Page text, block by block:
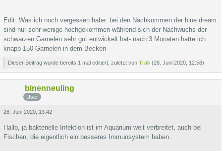
Edit: Was ich noch vergessen habe: bei den Nachkommen der blue dream
sind nur sehr wenige hochgekommen während sich der Nachwuchs der
schwarzen Garnelen sehr gut entwickelt hat- nach 3 Monaten hatte ich
knapp 150 Garnelen in dem Becken
Dieser Beitrag wurde bereits 1 mal editiert, zuletzt von Tralli (28. Juni 2020, 12:58)
binenneuling
User
28. Juni 2020, 13:42
Hallo, ja bakterielle Infektion ist im Aquarium weit verbreitet, auch bei
Fischen, die eigentlich ein besseres Immunsystem haben.